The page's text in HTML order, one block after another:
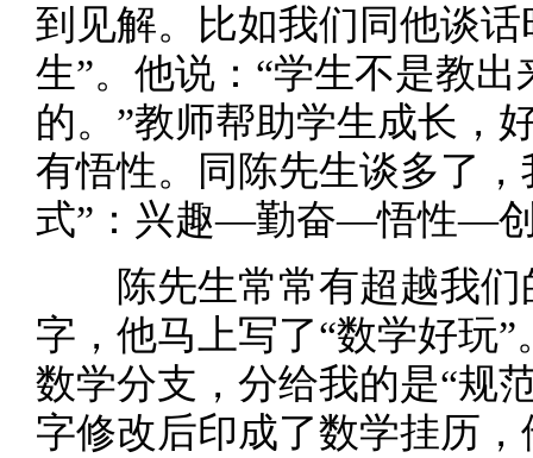
到见解。比如我们同他谈
生”。他说：“学生不是教
的。”教师帮助学生成长，
有悟性。同陈先生谈多了
式”：兴趣—勤奋—悟性—
陈先生常常有超越我们
字，他马上写了“数学好玩
数学分支，分给我的是“规
字修改后印成了数学挂历